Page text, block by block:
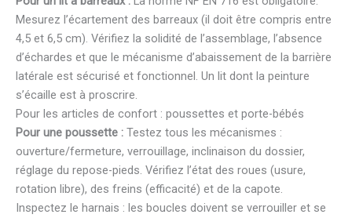
Mesurez l’écartement des barreaux (il doit être compris entre
4,5 et 6,5 cm). Vérifiez la solidité de l’assemblage, l’absence
d’échardes et que le mécanisme d’abaissement de la barrière
latérale est sécurisé et fonctionnel. Un lit dont la peinture
s’écaille est à proscrire.
Pour les articles de confort : poussettes et porte-bébés
Pour une poussette : Testez tous les mécanismes :
ouverture/fermeture, verrouillage, inclinaison du dossier,
réglage du repose-pieds. Vérifiez l’état des roues (usure,
rotation libre), des freins (efficacité) et de la capote.
Inspectez le harnais : les boucles doivent se verrouiller et se